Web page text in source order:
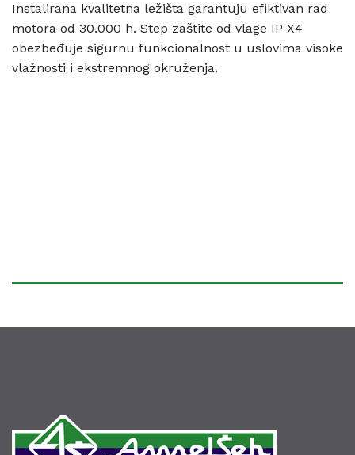
Instalirana kvalitetna ležišta garantuju efiktivan rad
motora od 30.000 h. Step zaštite od vlage IP X4
obezbeđuje sigurnu funkcionalnost u uslovima visoke
vlažnosti i ekstremnog okruženja.